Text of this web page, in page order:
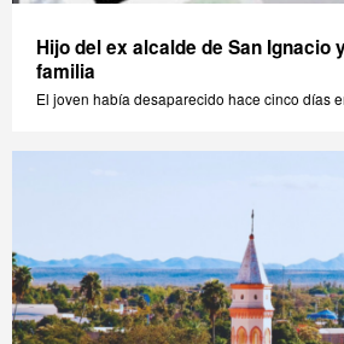
Hijo del ex alcalde de San Ignacio
familia
El joven había desaparecido hace cinco días